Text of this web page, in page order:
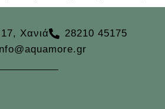
Χανιά
28210 45175